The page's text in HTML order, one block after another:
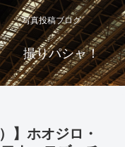
写真投稿ブログ
撮りパシャ！
】ホオジロ・